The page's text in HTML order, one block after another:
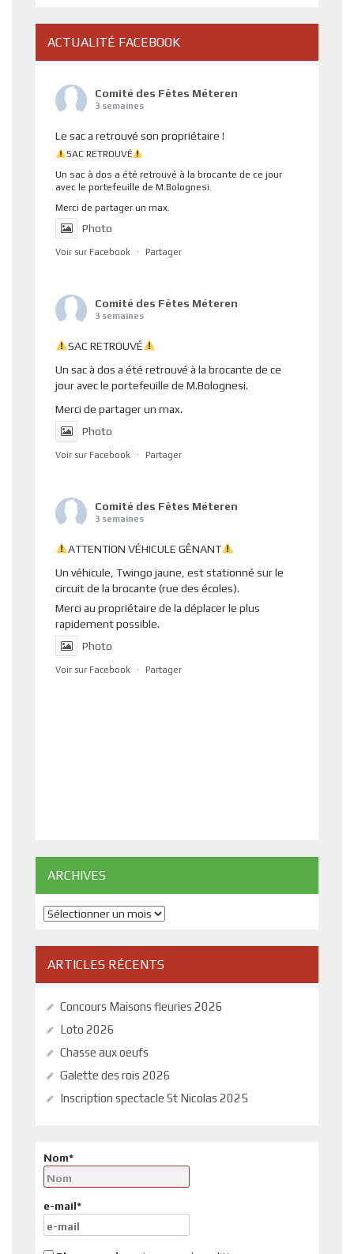
ACTUALITÉ FACEBOOK
Comité des Fêtes Méteren
3 semaines
Le sac a retrouvé son propriétaire !
SAC RETROUVÉ
Un sac à dos a été retrouvé à la brocante de ce jour
avec le portefeuille de M.Bolognesi.
Merci de partager un max.
Photo
Voir sur Facebook · Partager
Comité des Fêtes Méteren
3 semaines
SAC RETROUVÉ
Un sac à dos a été retrouvé à la brocante de ce
jour avec le portefeuille de M.Bolognesi.
Merci de partager un max.
Photo
Voir sur Facebook · Partager
Comité des Fêtes Méteren
3 semaines
ATTENTION VÉHICULE GÊNANT
Un véhicule, Twingo jaune, est stationné sur le
circuit de la brocante (rue des écoles).
Merci au propriétaire de la déplacer le plus
rapidement possible.
Photo
Voir sur Facebook · Partager
ARCHIVES
Archives
ARTICLES RÉCENTS
Concours Maisons fleuries 2026
Loto 2026
Chasse aux oeufs
Galette des rois 2026
Inscription spectacle St Nicolas 2025
Nom*
e-mail*